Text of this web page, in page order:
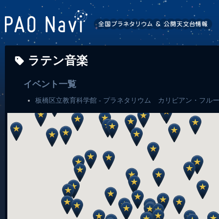
ラテン音楽
イベント一覧
板橋区立教育科学館 - プラネタリウム カリビアン・フル